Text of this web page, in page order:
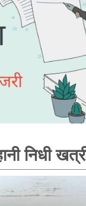
निधी